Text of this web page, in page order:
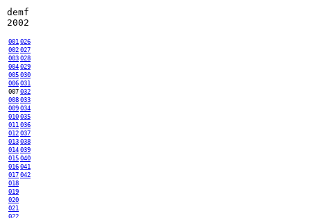
demf
2002
001 026
002 027
003 028
004 029
005 030
006 031
007 032
008 033
009 034
010 035
011 036
012 037
013 038
014 039
015 040
016 041
017 042
018
019
020
021
022